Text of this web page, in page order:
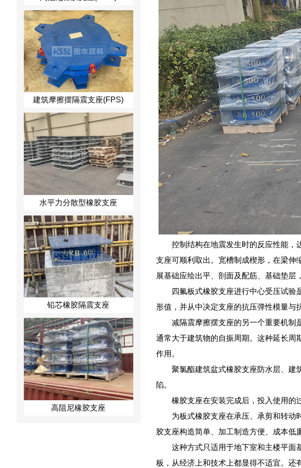
建筑摩擦摆隔震支座(FPS)
水平力分散型橡胶支座
铅芯橡胶隔震支座
高阻尼橡胶支座
控制结构在地震发生时的反应性能，
支座可顺利取出。宽槽制成楔形，在梁伸
展基础应绘出平、剖面及配筋、基础垫层
四氟板式橡胶支座进行中心受压试
形值，并从中决定支座的抗压弹性模量与
减隔震摩擦摆支座的另一个重要机制
通常大于建筑物的自振周期。这种延长周
作用。
聚氯酯建筑盆式橡胶支座防水层、建
陷。
橡胶支座在安装完成后，投入使用的
为板式橡胶支座在承压、承剪和转动
胶支座构造简单、加工制造方便、成本低
这种方式只适用于地下室和主楼平面
板，从经济上和技术上都显得不适宜。还